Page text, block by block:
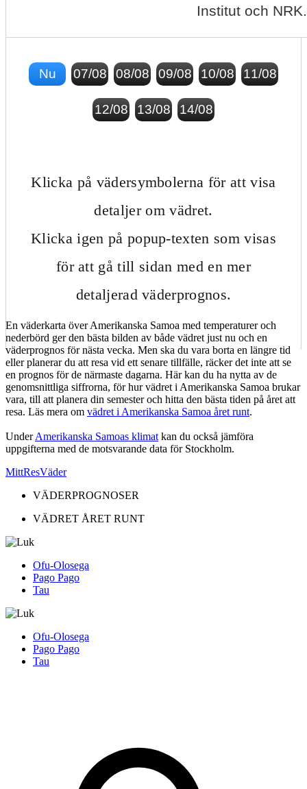
Institut och NRK.
Nu 07/08 08/08 09/08 10/08 11/08
12/08 13/08 14/08
Klicka på vädersymbolerna för att visa
detaljer om vädret.
Klicka igen på popup-texten som visas
för att gå till sidan med en mer
detaljerad väderprognos.
En väderkarta över Amerikanska Samoa med temperaturer och
nederbörd ger den bästa bilden av både vädret just nu och en
väderprognos för nästa vecka. Men ska du vara borta en längre tid
eller planerar du att resa vid ett senare tillfälle, räcker det inte att se
en prognos för de närmaste dagarna. Här kan du ha nytta av de
genomsnittliga siffrorna, för hur vädret i Amerikanska Samoa brukar
vara, till att planera din semester och hitta den bästa tiden på året att
resa. Läs mera om vädret i Amerikanska Samoa året runt.
UnderAmerikanska Samoas klimat kan du också jämföra
uppgifterna med de motsvarande data för Stockholm.
MittResVäder
VÄDERPROGNOSER
VÄDRET ÅRET RUNT
Ofu-Olosega
Pago Pago
Tau
Ofu-Olosega
Pago Pago
Tau